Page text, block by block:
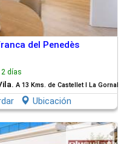
del Penedès
2 días
A 13 Kms. de Castellet I La Gornal
Ubicación